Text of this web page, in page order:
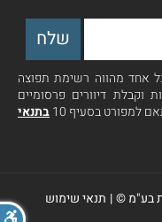
אחד מהווה רשימת תפוצה
וקבלת דיוורים פרסומיים
למפורט בסעיף 10
בתנאי
בע"מ ©| תנאי שימוש